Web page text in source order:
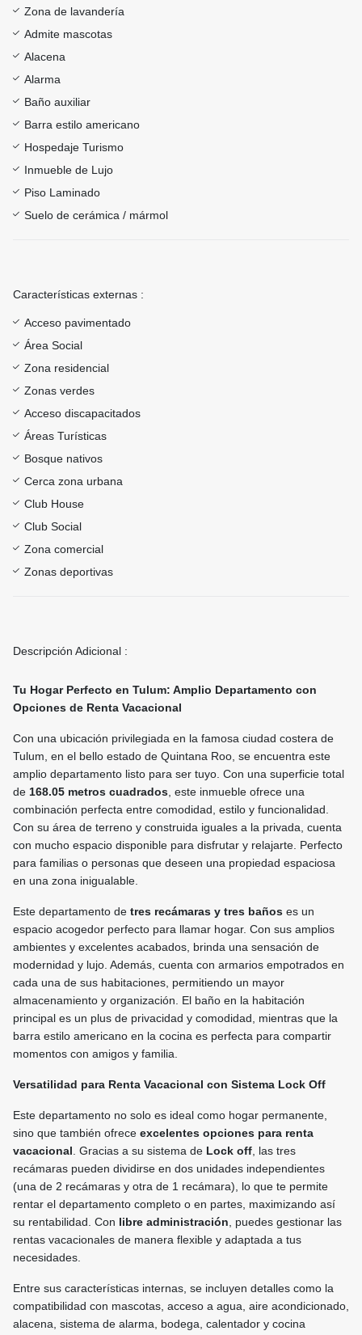
Zona de lavandería
Admite mascotas
Alacena
Alarma
Baño auxiliar
Barra estilo americano
Hospedaje Turismo
Inmueble de Lujo
Piso Laminado
Suelo de cerámica / mármol
Características externas :
Acceso pavimentado
Área Social
Zona residencial
Zonas verdes
Acceso discapacitados
Áreas Turísticas
Bosque nativos
Cerca zona urbana
Club House
Club Social
Zona comercial
Zonas deportivas
Descripción Adicional :
Tu Hogar Perfecto en Tulum: Amplio Departamento con
Opciones de Renta Vacacional
Con una ubicación privilegiada en la famosa ciudad costera de
Tulum, en el bello estado de Quintana Roo, se encuentra este
amplio departamento listo para ser tuyo. Con una superficie total
de 168.05 metros cuadrados , este inmueble ofrece una
combinación perfecta entre comodidad, estilo y funcionalidad.
Con su área de terreno y construida iguales a la privada, cuenta
con mucho espacio disponible para disfrutar y relajarte. Perfecto
para familias o personas que deseen una propiedad espaciosa
en una zona inigualable.
Este departamento de tres recámaras y tres baños es un
espacio acogedor perfecto para llamar hogar. Con sus amplios
ambientes y excelentes acabados, brinda una sensación de
modernidad y lujo. Además, cuenta con armarios empotrados en
cada una de sus habitaciones, permitiendo un mayor
almacenamiento y organización. El baño en la habitación
principal es un plus de privacidad y comodidad, mientras que la
barra estilo americano en la cocina es perfecta para compartir
momentos con amigos y familia.
Versatilidad para Renta Vacacional con Sistema Lock Off
Este departamento no solo es ideal como hogar permanente,
sino que también ofrece excelentes opciones para renta
vacacional . Gracias a su sistema de Lock off , las tres
recámaras pueden dividirse en dos unidades independientes
(una de 2 recámaras y otra de 1 recámara), lo que te permite
rentar el departamento completo o en partes, maximizando así
su rentabilidad. Con libre administración , puedes gestionar las
rentas vacacionales de manera flexible y adaptada a tus
necesidades.
Entre sus características internas, se incluyen detalles como la
compatibilidad con mascotas, acceso a agua, aire acondicionado,
alacena, sistema de alarma, bodega, calentador y cocina